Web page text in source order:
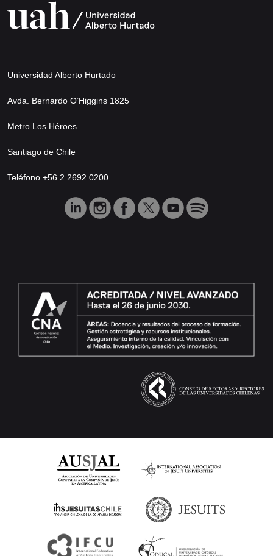
Universidad Alberto Hurtado
Avda. Bernardo O’Higgins 1825
Metro Los Héroes
Santiago de Chile
Teléfono +56 2 2692 0200